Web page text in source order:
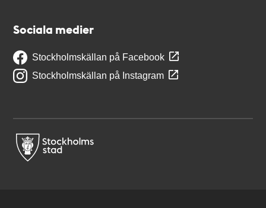
Sociala medier
Stockholmskällan på Facebook
Stockholmskällan på Instagram